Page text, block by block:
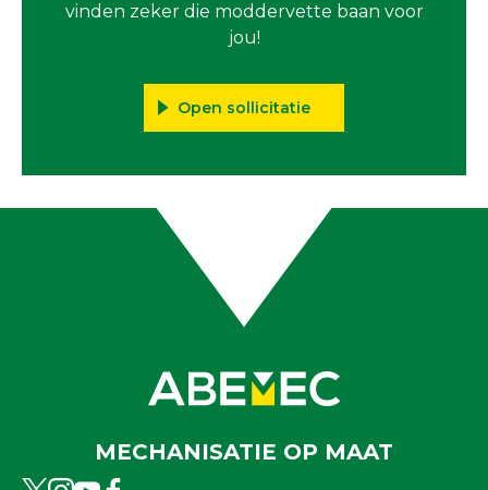
vinden zeker die moddervette baan voor
jou!
Open sollicitatie
MECHANISATIE OP MAAT